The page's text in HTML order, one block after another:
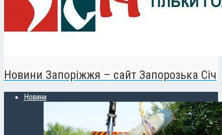
Новини Запоріжжя – сайт Запорозька Січ
Новини